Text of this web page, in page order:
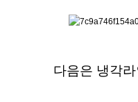
다음은 냉각